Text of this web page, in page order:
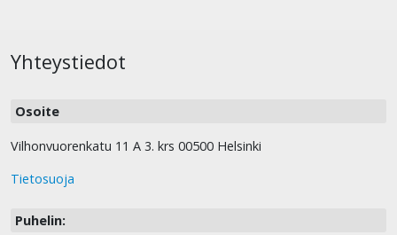
Yhteystiedot
Osoite
Vilhonvuorenkatu 11 A 3. krs 00500 Helsinki
Tietosuoja
Puhelin: